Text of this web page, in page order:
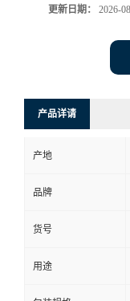
更新日期： 2026-
产品详请
产地
品牌
货号
用途